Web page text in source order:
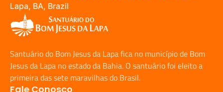
Lapa, BA, Brazil
Santuário do Bom Jesus da Lapa fica no município de Bom
Jesus da Lapa no estado da Bahia. O santuário foi eleito a
primeira das sete maravilhas do Brasil.
Fale Conosco